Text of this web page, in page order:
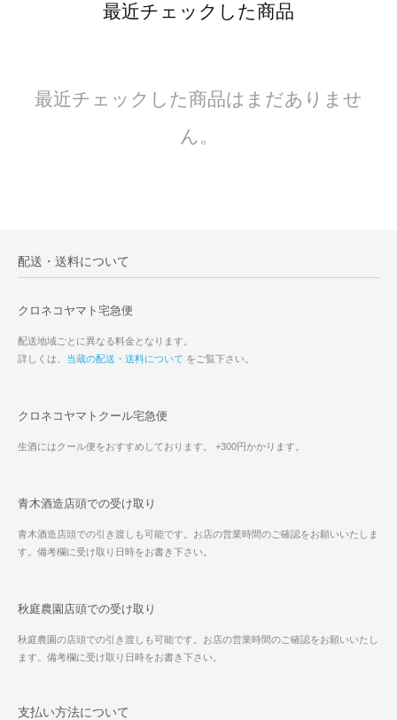
最近チェックした商品
最近チェックした商品はまだありませ
ん。
配送・送料について
クロネコヤマト宅急便
配送地域ごとに異なる料金となります。
詳しくは、 当蔵の配送・送料について をご覧下さい。
クロネコヤマトクール宅急便
生酒にはクール便をおすすめしております。 +300円かかります。
青木酒造店頭での受け取り
青木酒造店頭での引き渡しも可能です。お店の営業時間のご確認をお願いいたしま
す。備考欄に受け取り日時をお書き下さい。
秋庭農園店頭での受け取り
秋庭農園の店頭での引き渡しも可能です。お店の営業時間のご確認をお願いいたし
ます。備考欄に受け取り日時をお書き下さい。
支払い方法について